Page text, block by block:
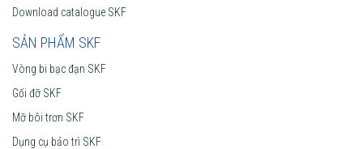
Download catalogue SKF
SẢN PHẨM SKF
Vòng bi bạc đạn SKF
Gối đỡ SKF
Mỡ bôi trơn SKF
Dụng cụ bảo trì SKF